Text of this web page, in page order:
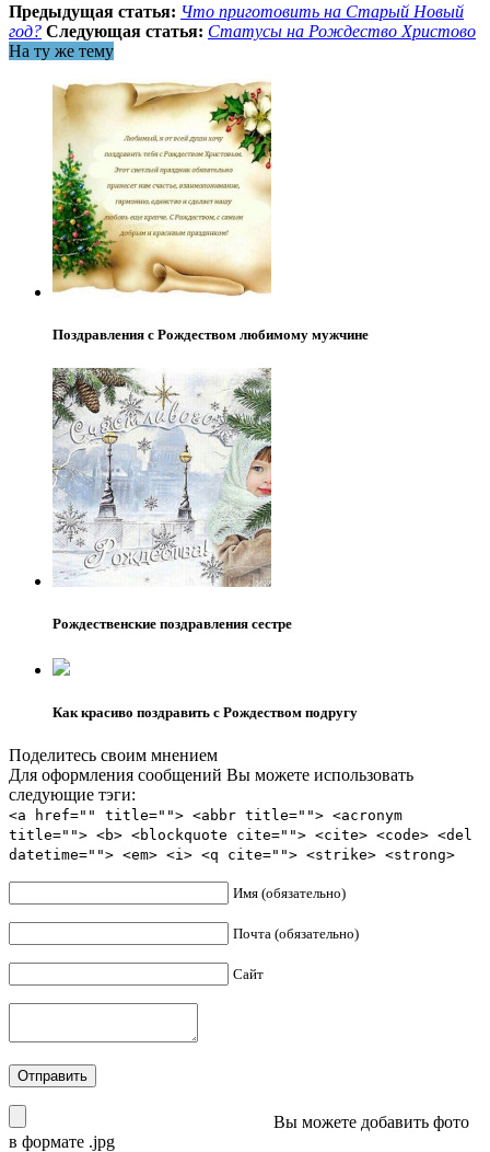
Предыдущая статья: Что приготовить на Старый Новый
год? Следующая статья: Статусы на Рождество Христово
На ту же тему
Поздравления с Рождеством любимому мужчине
Рождественские поздравления сестре
Как красиво поздравить с Рождеством подругу
Поделитесь своим мнением
Для оформления сообщений Вы можете использовать
следующие тэги:
<a href="" title=""> <abbr title=""> <acronym
title=""> <b> <blockquote cite=""> <cite> <code> <del
datetime=""> <em> <i> <q cite=""> <strike> <strong>
Имя (обязательно)
Почта (обязательно)
Сайт
Вы можете добавить фото
в формате .jpg